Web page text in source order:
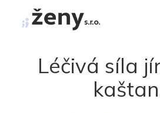
Léčivá síla